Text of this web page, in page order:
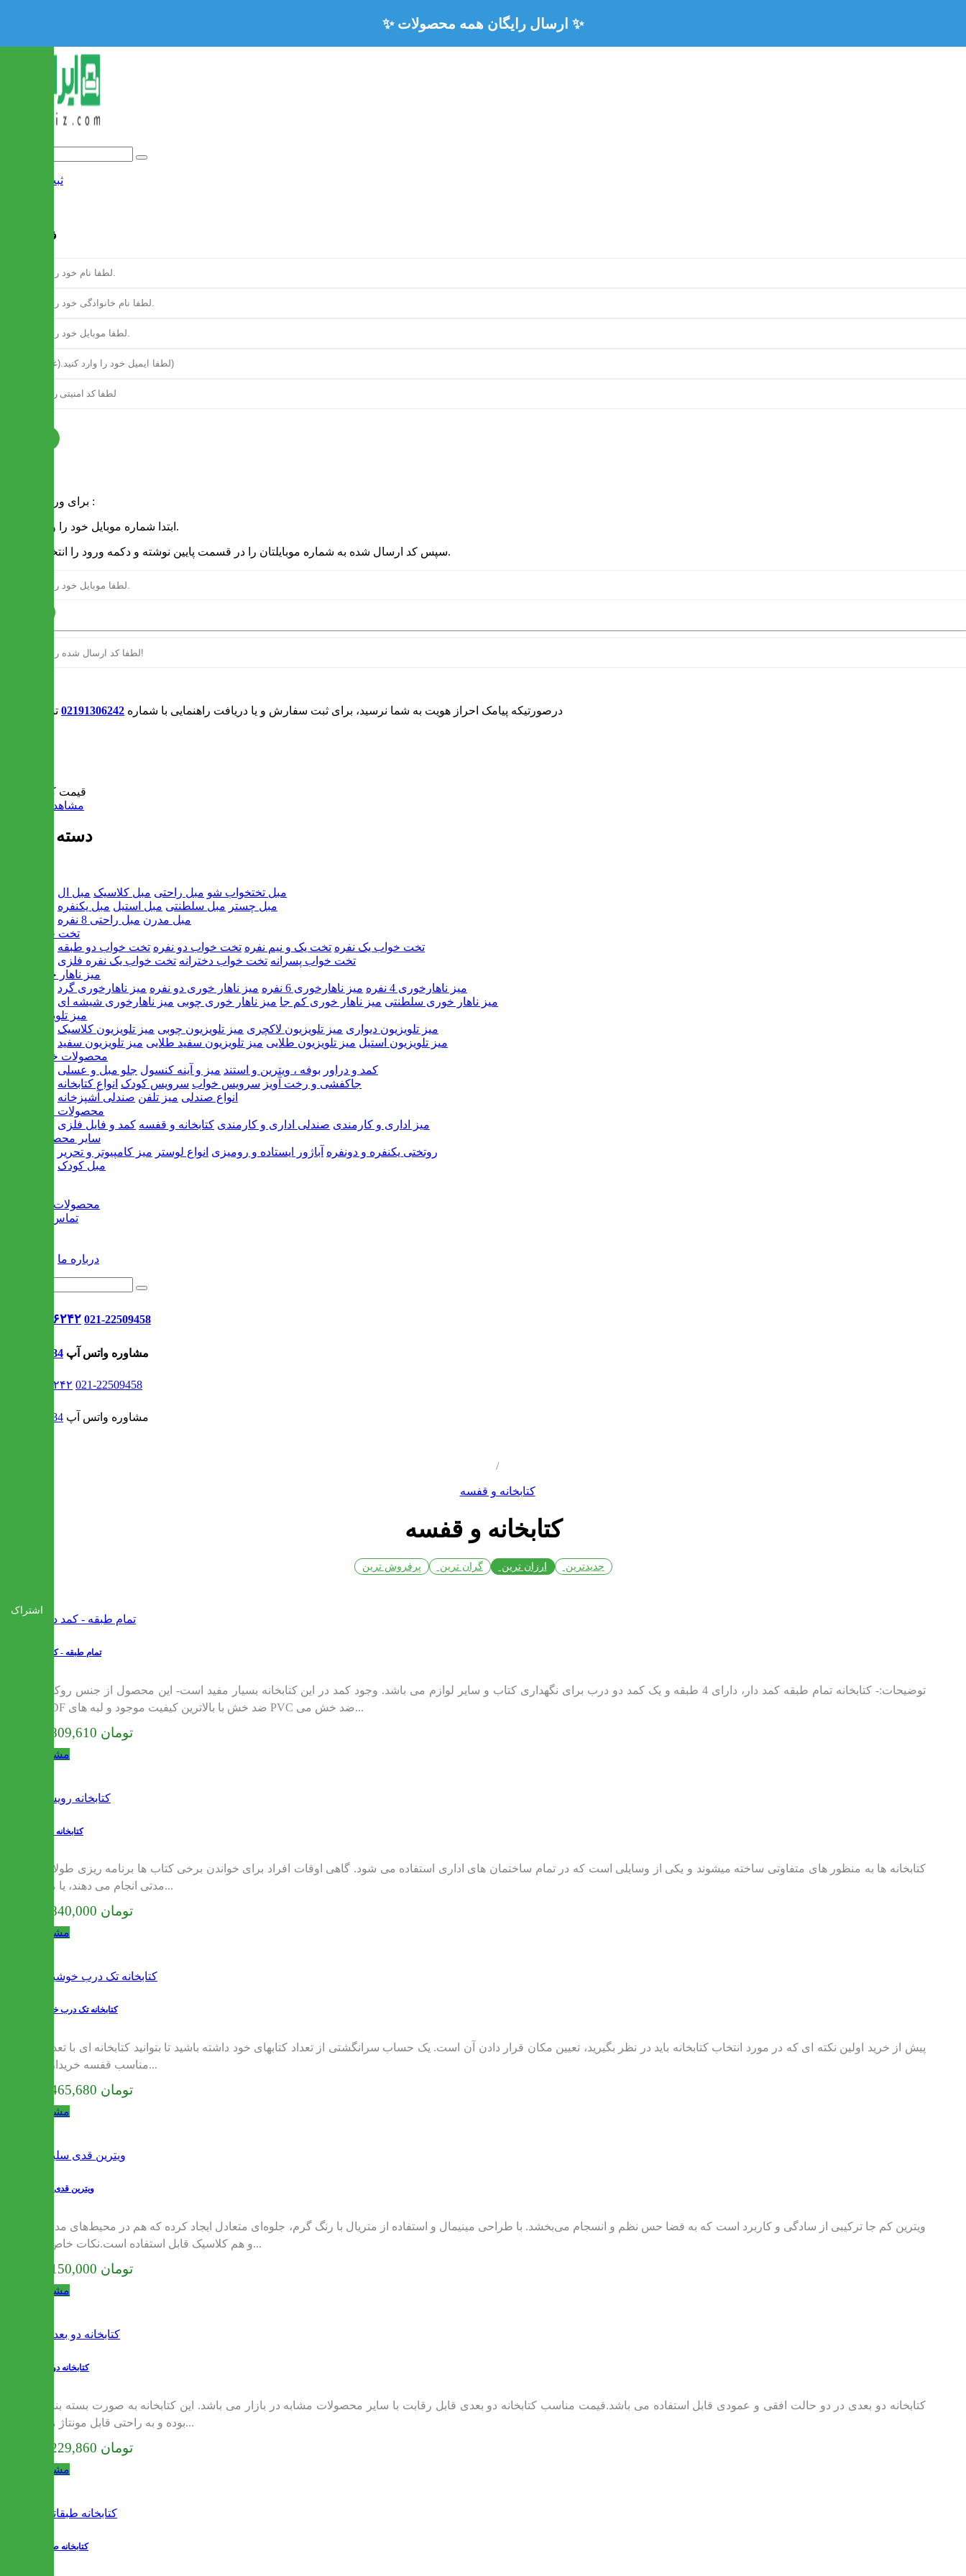
✨ ارسال رایگان همه محصولات ✨
ثبت نام
فرم ثبت نام
برای ورود به سایت :
1 - ابتدا شماره موبایل خود را وارد کنید.
2 - سپس کد ارسال شده به شماره موبایلتان را در قسمت پایین نوشته و دکمه ورود را انتخاب کنید.
درصورتیکه پیامک احراز هویت به شما نرسید، برای ثبت سفارش و یا دریافت راهنمایی با شماره 02191306242 تماس بگیرید
قیمت کل:
مشاهده سبد خرید
دسته بندی ها
مبل تختخواب شو مبل راحتی مبل کلاسیک مبل ال
مبل چستر مبل سلطنتی مبل استیل مبل یکنفره
مبل مدرن مبل راحتی 8 نفره
تخت خواب
تخت خواب یک نفره تخت یک و نیم نفره تخت خواب دو نفره تخت خواب دو طبقه
تخت خواب پسرانه تخت خواب دخترانه تخت خواب یک نفره فلزی
میز ناهار خوری
میز ناهارخوری 4 نفره
میز ناهارخوری 6 نفره میز ناهار خوری دو نفره میز ناهارخوری گرد
میز ناهار خوری سلطنتی میز ناهار خوری کم جا میز ناهار خوری چوبی میز ناهارخوری شیشه ای
میز تلویزیون
میز تلویزیون دیواری میز تلویزیون لاکچری میز تلویزیون چوبی میز تلویزیون کلاسیک
میز تلویزیون استیل میز تلویزیون طلایی میز تلویزیون سفید طلایی میز تلویزیون سفید
محصولات خانگی
کمد و دراور بوفه ، ویترین و استند میز و آینه کنسول جلو مبل و عسلی
جاکفشی و رخت آویز سرویس خواب سرویس کودک انواع کتابخانه
انواع صندلی میز تلفن صندلی آشپزخانه
محصولات اداری
میز اداری و کارمندی صندلی اداری و کارمندی کتابخانه و قفسه کمد و فایل فلزی
سایر محصولات
روتختی یکنفره و دونفره آباژور ایستاده و رومیزی انواع لوستر میز کامپیوتر و تحریر
مبل کودک
محصولات جدید
تماس با ما
درباره ما
021-۹۱۳۰۶۲۴۲ 021-22509458
09302308484 مشاوره واتس آپ
021-۹۱۳۰۶۲۴۲ 021-22509458
09302308484 مشاوره واتس آپ
/
کتابخانه و قفسه
کتابخانه و قفسه
جدیدترین ارزان ترین گران ترین پرفروش ترین
تمام طبقه - کمد دار
توضیحات:- کتابخانه تمام طبقه کمد دار، دارای 4 طبقه و یک کمد دو درب برای نگهداری کتاب و سایر لوازم می باشد. وجود کمد در این کتابخانه بسیار مفید است- این محصول از جنس روکش
MDF ضد خش با بالاترین کیفیت موجود و لبه های PVC ضد خش می...
12,809,610 تومان
مشاهده
کتابخانه رویسا
کتابخانه ها به منظور های متفاوتی ساخته میشوند و یکی از وسایلی است که در تمام ساختمان های اداری استفاده می شود. گاهی اوقات افراد برای خواندن برخی کتاب ها برنامه ریزی طولانی
مدتی انجام می دهند، یا می...
15,840,000 تومان
مشاهده
کتابخانه تک درب خوشین
مناسب قفسه خریداری...
16,465,680 تومان
مشاهده
ویترین قدی سلین
ویترین کم جا ترکیبی از سادگی و کاربرد است که به فضا حس نظم و انسجام می‌بخشد. با طراحی مینیمال و استفاده از متریال با رنگ گرم، جلوه‌ای متعادل ایجاد کرده که هم در محیط‌های مدرن
و هم کلاسیک قابل استفاده است.نکات خاص و...
18,150,000 تومان
مشاهده
کتابخانه دو بعدی
کتابخانه دو بعدی در دو حالت افقی و عمودی قابل استفاده می باشد.قیمت مناسب کتابخانه دو بعدی قابل رقابت با سایر محصولات مشابه در بازار می باشد. این کتابخانه به صورت بسته بندی
بوده و به راحتی قابل مونتاژ می...
18,229,860 تومان
مشاهده
کتابخانه طبقاتی
اشتراک